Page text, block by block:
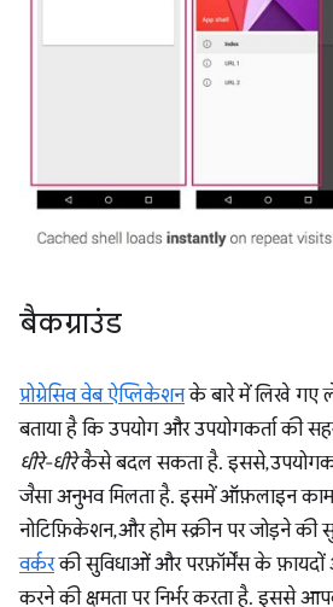
बैकग्राउंड
प्रोग्रेसिव वेब ऐप्लिकेशनके बारे में लिखे गए
बताया है कि उपयोग और उपयोगकर्ता की
धीरे-धीरेकैसे बदल सकता है. इससे,
जैसा अनुभव मिलता है. इसमें ऑफ़लाइन काम
नोटिफ़िकेशन, और होम स्क्रीन पर जोड़ने की
वर्करकी सुविधाओं और परफ़ॉर्मेंस के फ़ायदों
करने की क्षमता पर निर्भर करता है. इससे